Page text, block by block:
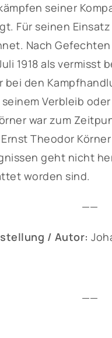
seiner
Für seinen
Nach
1918 als
bei den
Verbleib
war zum
Theodor
geht nicht
worden sind.
——
/ Autor:
——